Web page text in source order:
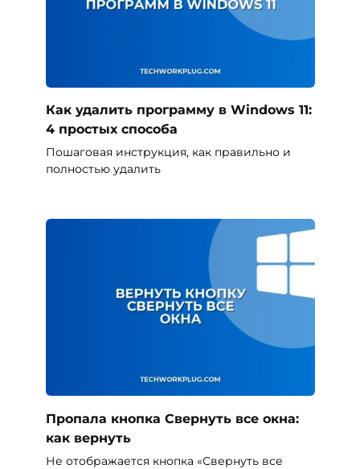
Как удалить программу в Windows 11:
4 простых способа
Пошаговая инструкция, как правильно и
полностью удалить
Пропала кнопка Свернуть все окна:
как вернуть
Не отображается кнопка «Свернуть все